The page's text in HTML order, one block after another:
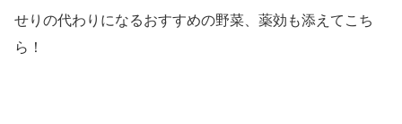
せりの代わりになるおすすめの野菜、薬効も添えてこち
ら！